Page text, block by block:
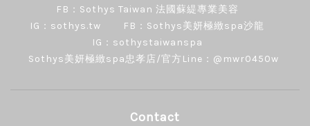
FB：Sothys Taiwan 法國蘇緹專業美容
IG：sothys.tw
FB：Sothys美妍極緻spa沙龍
IG：sothystaiwanspa
Sothys美妍極緻spa忠孝店/官方Line：@mwr0450w
Contact